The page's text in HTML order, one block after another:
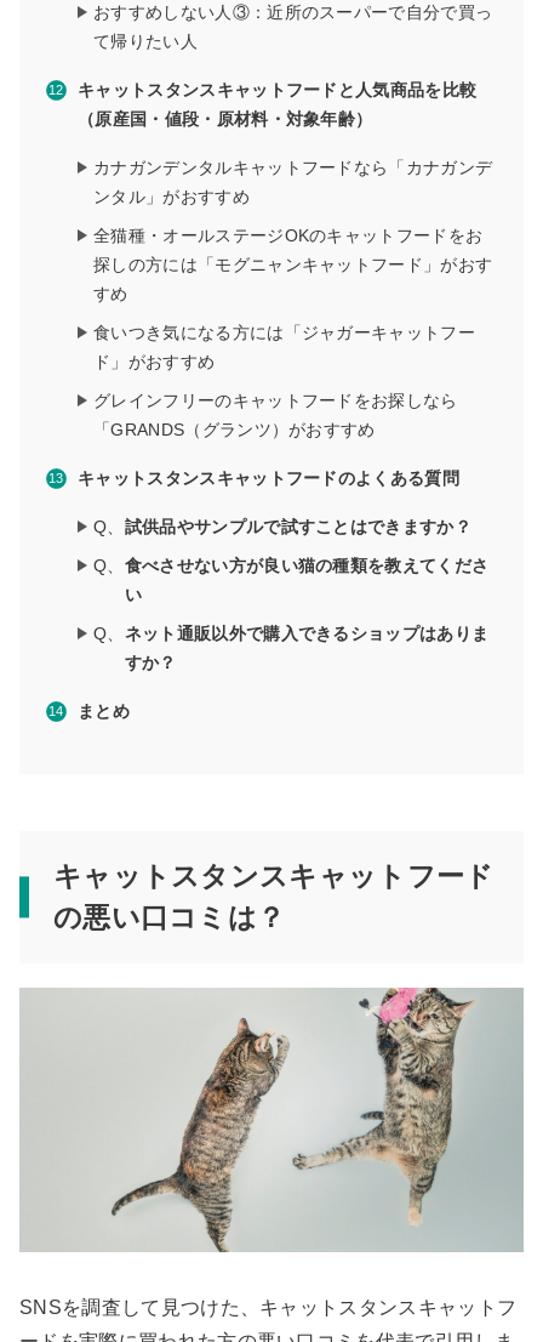
おすすめしない人③：近所のスーパーで自分で買っ
て帰りたい人
キャットスタンスキャットフードと人気商品を比較
（原産国・値段・原材料・対象年齢）
カナガンデンタルキャットフードなら「カナガンデ
ンタル」がおすすめ
全猫種・オールステージOKのキャットフードをお
探しの方には「モグニャンキャットフード」がおす
すめ
食いつき気になる方には「ジャガーキャットフー
ド」がおすすめ
グレインフリーのキャットフードをお探しなら
「GRANDS（グランツ）がおすすめ
キャットスタンスキャットフードのよくある質問
Q、 試供品やサンプルで試すことはできますか？
Q、 食べさせない方が良い猫の種類を教えてくださ
い
Q、 ネット通販以外で購入できるショップはありま
すか？
まとめ
キャットスタンスキャットフード
の悪い口コミは？
SNSを調査して見つけた、キャットスタンスキャットフ